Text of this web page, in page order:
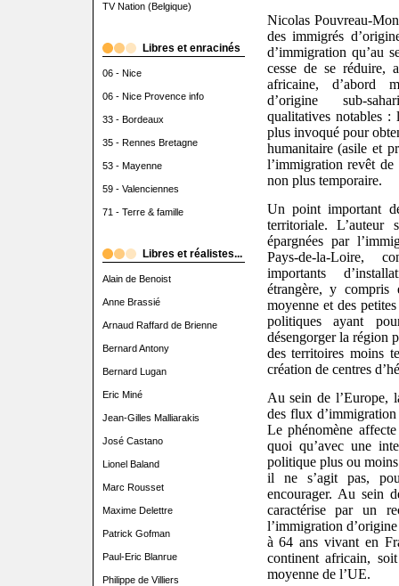
TV Nation (Belgique)
Libres et enracinés
06 - Nice
06 - Nice Provence info
33 - Bordeaux
35 - Rennes Bretagne
53 - Mayenne
59 - Valenciennes
71 - Terre & famille
Libres et réalistes...
Alain de Benoist
Anne Brassié
Arnaud Raffard de Brienne
Bernard Antony
Bernard Lugan
Eric Miné
Jean-Gilles Malliarakis
José Castano
Lionel Baland
Marc Rousset
Maxime Delettre
Patrick Gofman
Paul-Eric Blanrue
Philippe de Villiers
Nicolas Pouvreau-
des immigrés
d’immigration qu’au
cesse de se réduire,
africaine, d’abord
d’origine sub-
qualitatives notables
plus invoqué pour
humanitaire (asile et
l’immigration revêt
non plus temporaire.
Un point important
territoriale. L’auteur
épargnées par
Pays-de-la-Loire,
importants
étrangère, y
moyenne et des
politiques ayant
désengorger la région
des territoires moins
création de centres
Au sein de l’Europe,
des flux d’immigration
Le phénomène
quoi qu’avec une
politique plus ou
il ne s’agit pas,
encourager. Au sein
caractérise par un
l’immigration
à 64 ans vivant en
continent africain,
moyenne de l’UE.